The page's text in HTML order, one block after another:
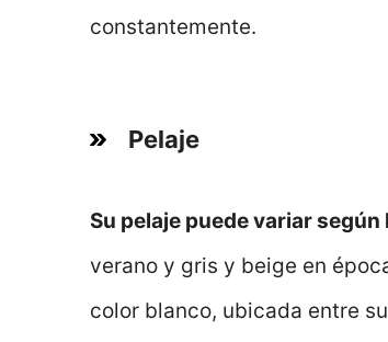
constantemente.
Pelaje
Su pelaje puede variar según
verano y gris y beige en
color blanco, ubicada entre